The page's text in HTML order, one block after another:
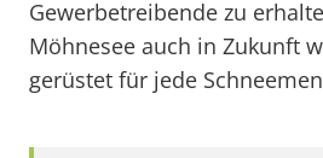
Gewerbetreibende zu
Möhnesee auch in Zukunft
gerüstet für jede